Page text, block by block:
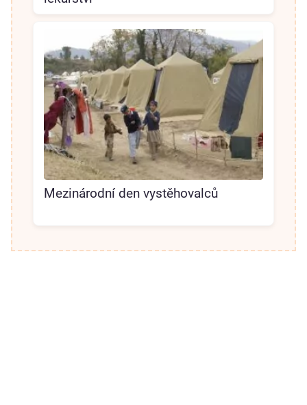
Mezinárodní den vystěhovalců